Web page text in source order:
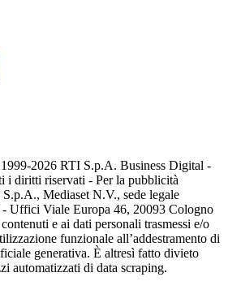
2026 RTI S.p.A. Business Digital -
i diritti riservati - Per la pubblicità
Mediaset N.V., sede legale
- Uffici Viale Europa 46, 20093 Cologno
e ai dati personali trasmessi e/o
funzionale all’addestramento di
generativa. È altresì fatto divieto
automatizzati di data scraping.